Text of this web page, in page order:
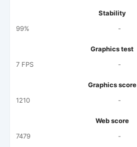
Stability
99%
-
Graphics test
7 FPS
-
Graphics score
1210
-
Web score
7479
-